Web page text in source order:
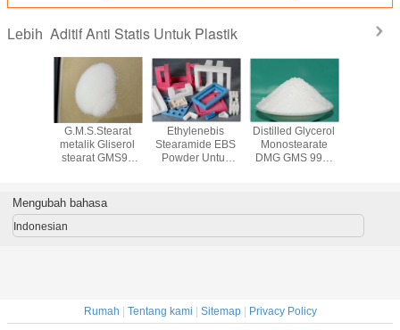
Lebih Aditif Anti Statis Untuk Plastik
G.M.S.Stearat
metalik Gliserol
stearat GMS99
Ethylenebis
Stearamide EBS
Powder Untuk
Distilled Glycerol
Monostearate
DMG GMS 99%
Mengubah bahasa
Indonesian
Rumah | Tentang kami | Sitemap| Privacy Policy